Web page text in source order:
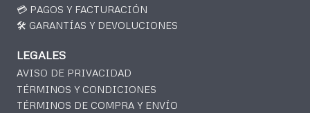
💳 PAGOS Y FACTURACIÓN
🛠️ GARANTÍAS Y DEVOLUCIONES
LEGALES
AVISO DE PRIVACIDAD
TÉRMINOS Y CONDICIONES
TÉRMINOS DE COMPRA Y ENVÍO